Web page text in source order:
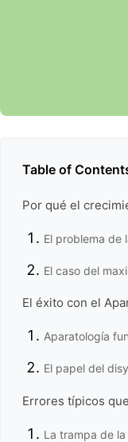
Table of
Por qué el
El problema de
El caso del
El éxito con el
Aparatología
El papel del
Errores típicos
La trampa de